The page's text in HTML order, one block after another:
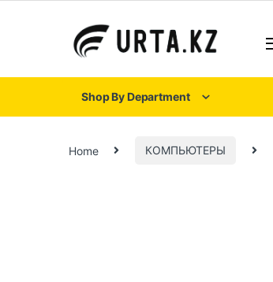
Shop By Department
Home КОМПЬЮТЕРЫ